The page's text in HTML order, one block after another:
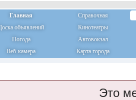
Главная
Справочная
объявлений
Кинотеатры
Погода
Автовокзал
Веб-камера
Карта города
Это